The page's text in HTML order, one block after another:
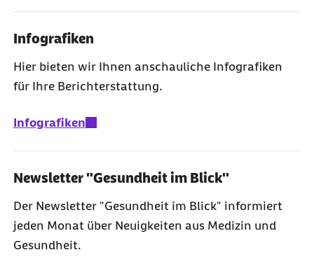
Infografiken
Hier bieten wir Ihnen anschauliche Infografiken
für Ihre Berichterstattung.
Infografiken
Newsletter "Gesundheit im Blick"
Der Newsletter "Gesundheit im Blick" informiert
jeden Monat über Neuigkeiten aus Medizin und
Gesundheit.